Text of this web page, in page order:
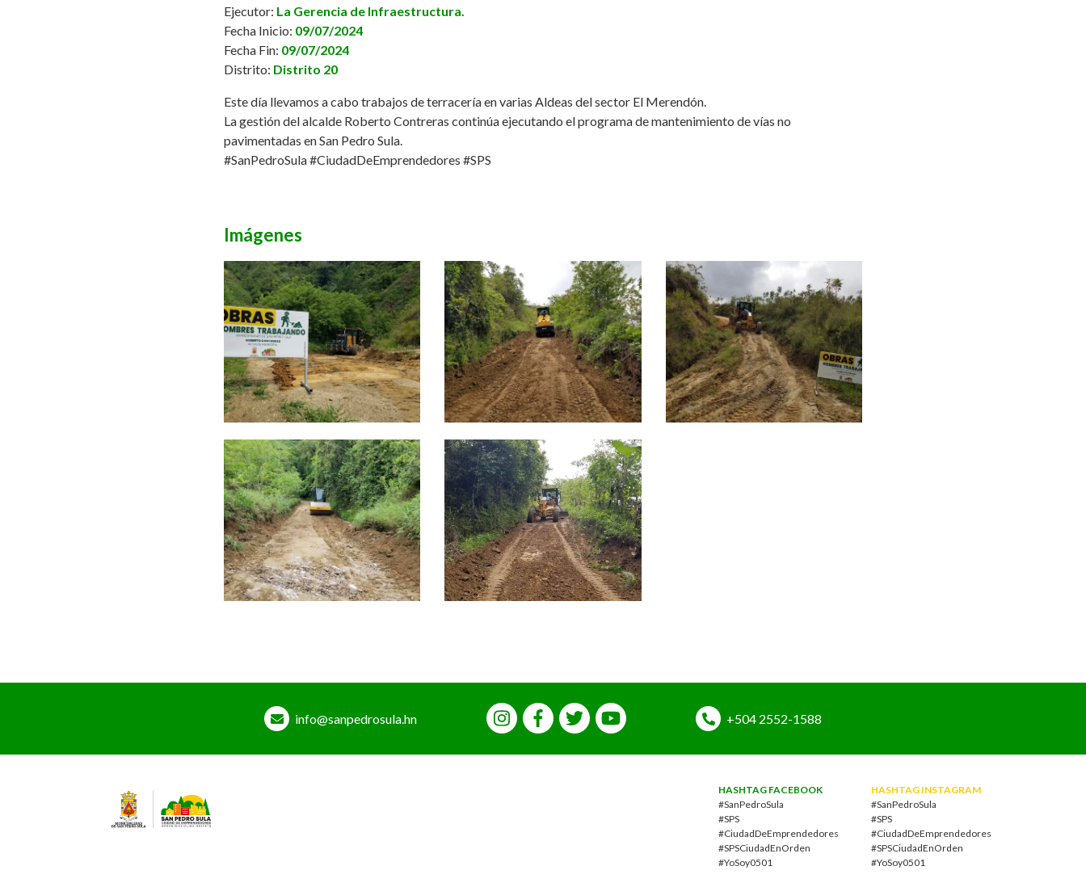
Ejecutor: La Gerencia de Infraestructura.
Fecha Inicio: 09/07/2024
Fecha Fin: 09/07/2024
Distrito: Distrito 20
Este día llevamos a cabo trabajos de terracería en varias Aldeas del sector El Merendón.
La gestión del alcalde Roberto Contreras continúa ejecutando el programa de mantenimiento de vías no
pavimentadas en San Pedro Sula.
#SanPedroSula#CiudadDeEmprendedores #SPS
Imágenes
info@sanpedrosula.hn +504 2552-1588
HASHTAG FACEBOOK
#SanPedroSula
#SPS
#CiudadDeEmprendedores
#SPSCiudadEnOrden
#YoSoy0501
HASHTAG INSTAGRAM
#SanPedroSula
#SPS
#CiudadDeEmprendedores
#SPSCiudadEnOrden
#YoSoy0501